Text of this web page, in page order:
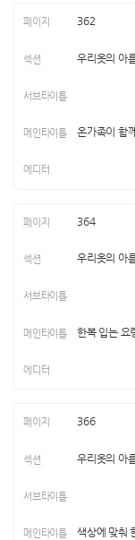
362
우리옷의 아
온가족이 함
364
우리옷의 아
한복 입는 요
366
우리옷의 아
색상에 맞춰